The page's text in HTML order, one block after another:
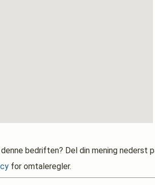
bedriften? Del din mening nederst
for omtaleregler.